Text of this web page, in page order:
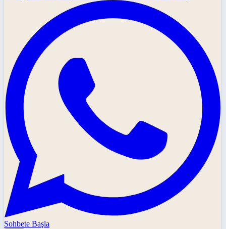
Sohbete Başla